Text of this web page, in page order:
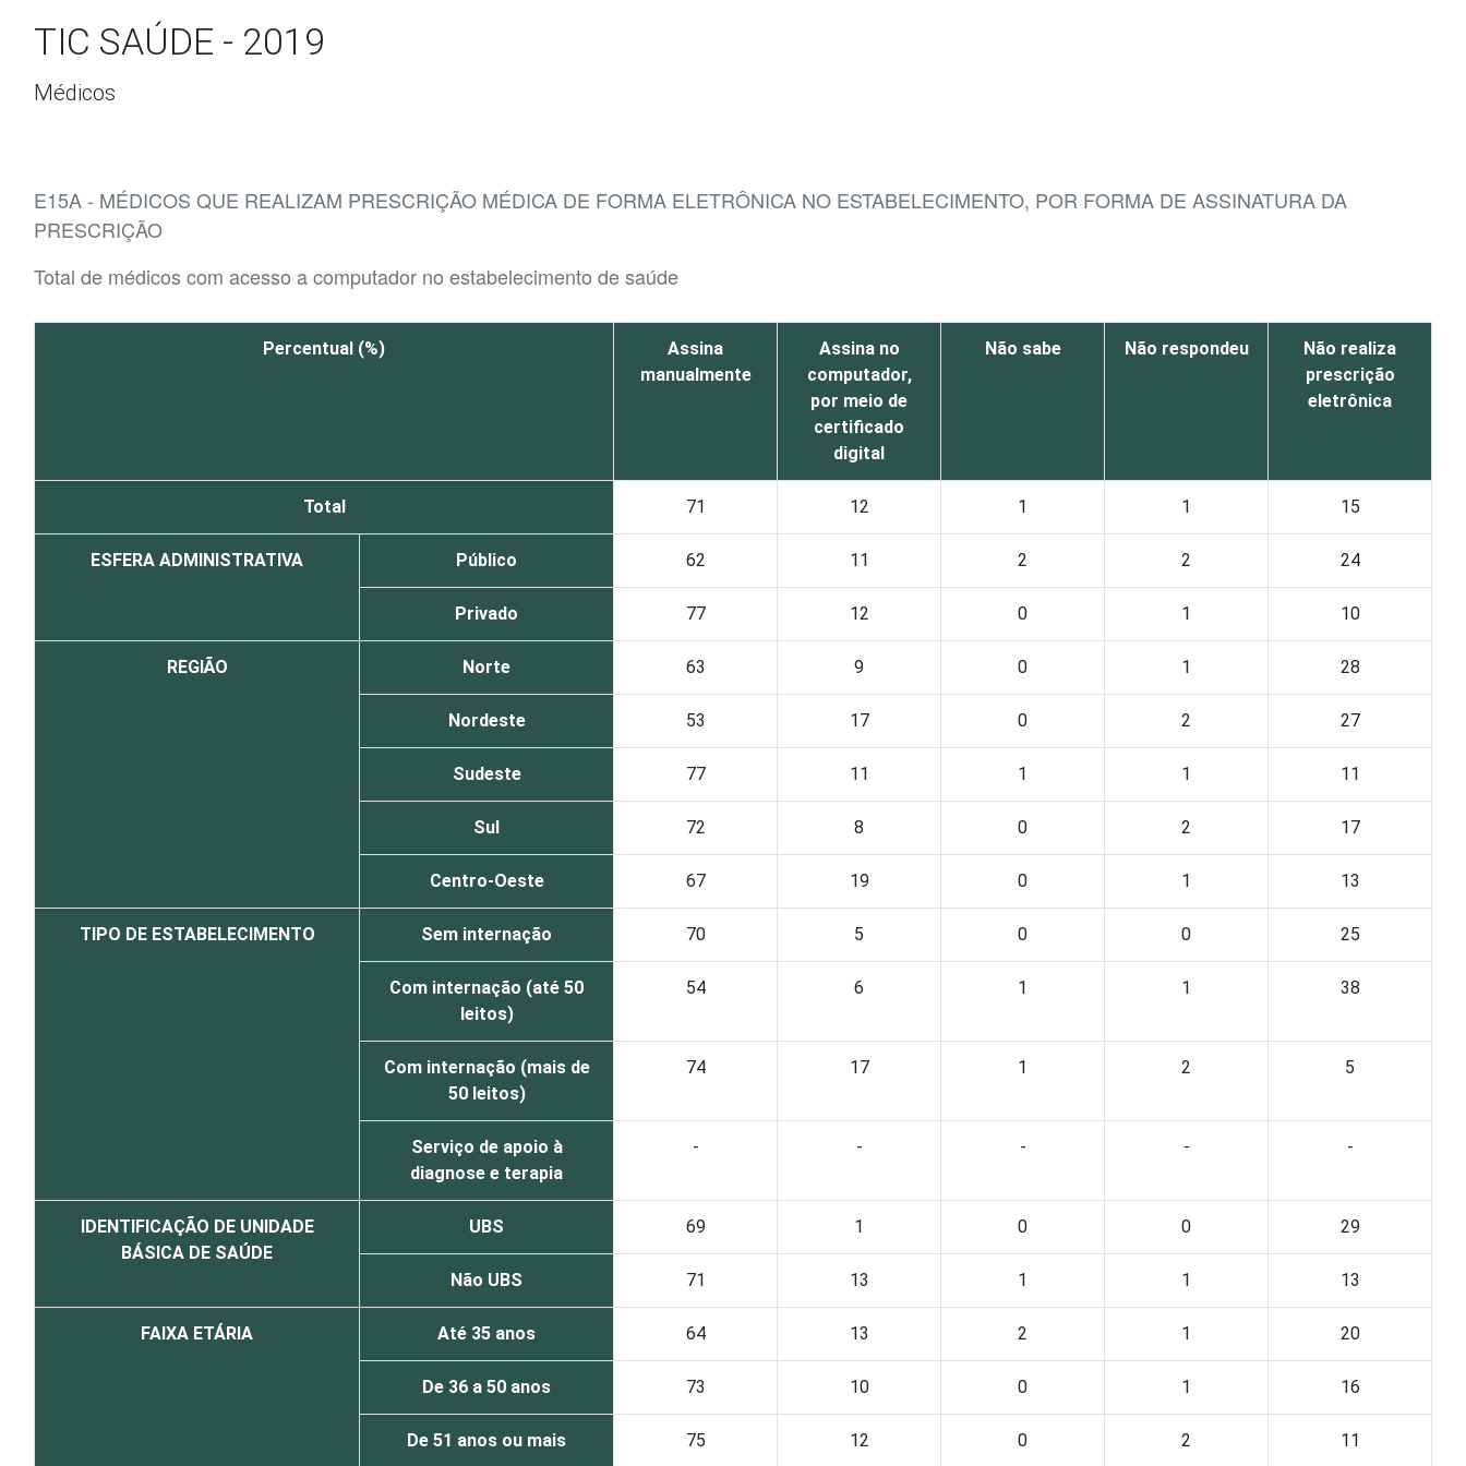
TIC SAÚDE - 2019
Médicos
E15A - MÉDICOS QUE REALIZAM PRESCRIÇÃO MÉDICA DE FORMA ELETRÔNICA NO ESTABELECIMENTO, POR FORMA DE ASSINATURA DA
PRESCRIÇÃO
Total de médicos com acesso a computador no estabelecimento de saúde
Percentual (%)
Assina
manualmente
Assina no
computador,
por meio de
certificado
digital
Não sabe Não respondeu
Não realiza
prescrição
eletrônica
Total 71 12 1 1 15
ESFERA ADMINISTRATIVA Público 62 11 2 2 24
Privado 77 12 0 1 10
REGIÃO Norte 63 9 0 1 28
Nordeste 53 17 0 2 27
Sudeste 77 11 1 1 11
Sul 72 8 0 2 17
Centro-Oeste 67 19 0 1 13
TIPO DE ESTABELECIMENTO Sem internação 70 5 0 0 25
Com internação (até 50
leitos)
54 6 1 1 38
Com internação (mais de
50 leitos)
74 17 1 2 5
Serviço de apoio à
diagnose e terapia
- - - - -
IDENTIFICAÇÃO DE UNIDADE
BÁSICA DE SAÚDE
UBS 69 1 0 0 29
Não UBS 71 13 1 1 13
FAIXA ETÁRIA Até 35 anos 64 13 2 1 20
De 36 a 50 anos 73 10 0 1 16
De 51 anos ou mais 75 12 0 2 11